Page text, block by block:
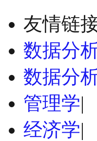
友情链接
数据分
数据分
管理学|
经济学|